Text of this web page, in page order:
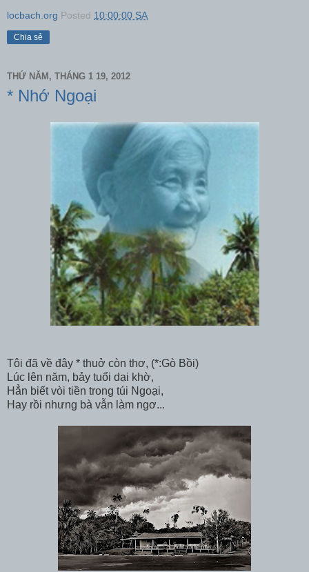
locbach.org Posted 10:00:00 SA
Chia sẻ
THỨ NĂM, THÁNG 1 19, 2012
* Nhớ Ngoại
Tôi đã về đây * thuở còn thơ, (*:Gò Bồi)
Lúc lên năm, bảy tuổi dại khờ,
Hẳn biết vòi tiền trong túi Ngoại,
Hay rồi nhưng bà vẫn làm ngơ...